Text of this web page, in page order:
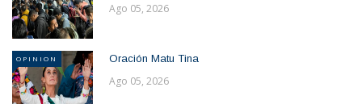
Ago 05, 2026
OPINION Oración Matu Tina
Ago 05, 2026